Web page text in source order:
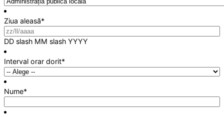
Ziua aleasă*
DD slash MM slash YYYY
Interval orar dorit*
Nume*